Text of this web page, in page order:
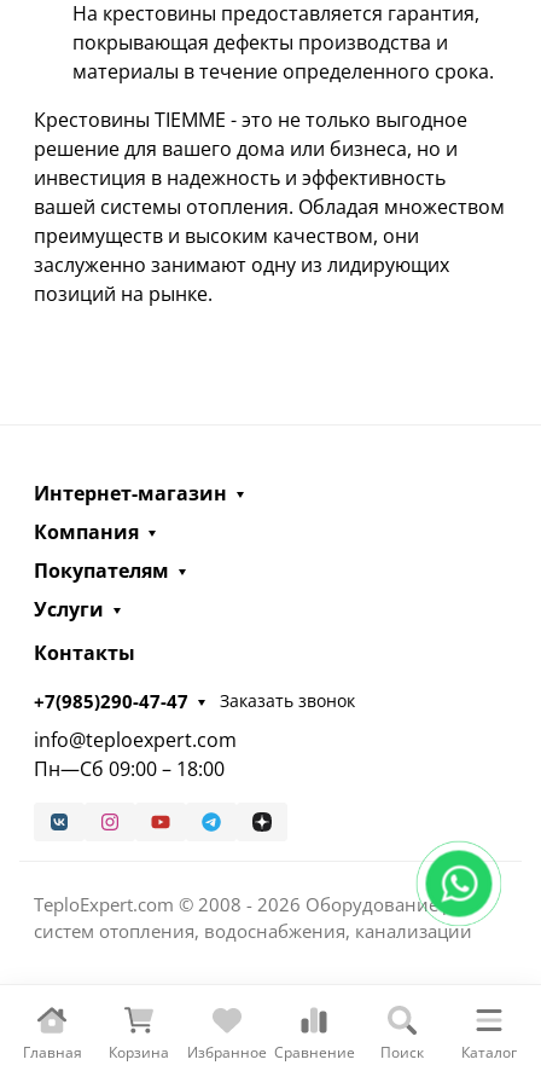
Главная Корзина Избранное Сравнение Поиск Каталог
На крестовины предоставляется гарантия,
покрывающая дефекты производства и
материалы в течение определенного срока.
Крестовины TIEMME - это не только выгодное
решение для вашего дома или бизнеса, но и
инвестиция в надежность и эффективность
вашей системы отопления. Обладая множеством
преимуществ и высоким качеством, они
заслуженно занимают одну из лидирующих
позиций на рынке.
Интернет-магазин
Компания
Покупателям
Услуги
Контакты
+7(985)290-47-47 Заказать звонок
info@teploexpert.com
Пн—Сб 09:00 – 18:00
TeploExpert.com © 2008 - 2026 Оборудование для
систем отопления, водоснабжения, канализации